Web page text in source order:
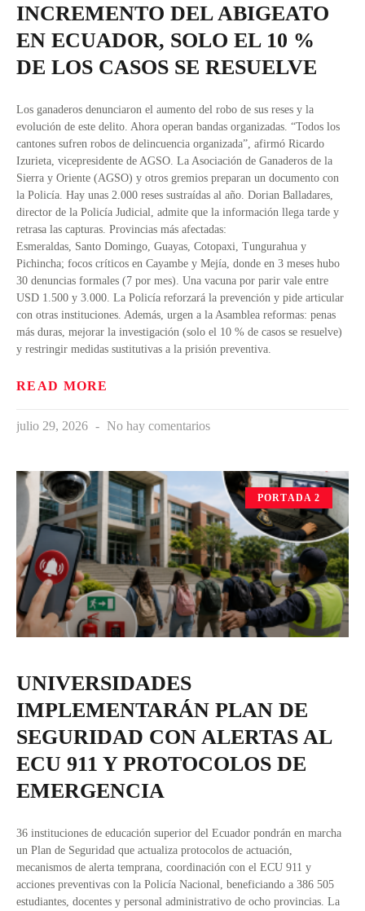
INCREMENTO DEL ABIGEATO
EN ECUADOR, SOLO EL 10 %
DE LOS CASOS SE RESUELVE
Los ganaderos denunciaron el aumento del robo de sus reses y la
evolución de este delito. Ahora operan bandas organizadas. “Todos los
cantones sufren robos de delincuencia organizada”, afirmó Ricardo
Izurieta, vicepresidente de AGSO. La Asociación de Ganaderos de la
Sierra y Oriente (AGSO) y otros gremios preparan un documento con
la Policía. Hay unas 2.000 reses sustraídas al año. Dorian Balladares,
director de la Policía Judicial, admite que la información llega tarde y
retrasa las capturas. Provincias más afectadas:
Esmeraldas, Santo Domingo, Guayas, Cotopaxi, Tungurahua y
Pichincha; focos críticos en Cayambe y Mejía, donde en 3 meses hubo
30 denuncias formales (7 por mes). Una vacuna por parir vale entre
USD 1.500 y 3.000. La Policía reforzará la prevención y pide articular
con otras instituciones. Además, urgen a la Asamblea reformas: penas
más duras, mejorar la investigación (solo el 10 % de casos se resuelve)
y restringir medidas sustitutivas a la prisión preventiva.
READ MORE
julio 29, 2026 No hay comentarios
PORTADA 2
UNIVERSIDADES
IMPLEMENTARÁN PLAN DE
SEGURIDAD CON ALERTAS AL
ECU 911 Y PROTOCOLOS DE
EMERGENCIA
36 instituciones de educación superior del Ecuador pondrán en marcha
un Plan de Seguridad que actualiza protocolos de actuación,
mecanismos de alerta temprana, coordinación con el ECU 911 y
acciones preventivas con la Policía Nacional, beneficiando a 386 505
estudiantes, docentes y personal administrativo de ocho provincias. La